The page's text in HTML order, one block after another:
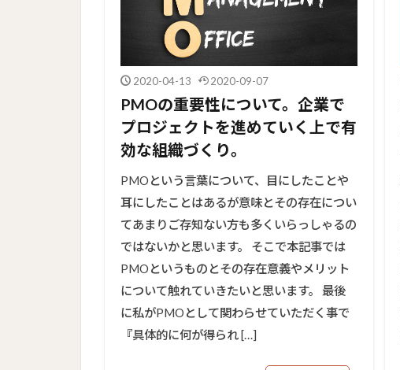
2020-04-13 2020-09-07
PMOの重要性について。企業で
プロジェクトを進めていく上で有
効な組織づくり。
PMOという言葉について、目にしたことや
耳にしたことはあるが意味とその存在につい
てあまりご存知ない方も多くいらっしゃるの
ではないかと思います。 そこで本記事では
PMOというものとその存在意義やメリット
について触れていきたいと思います。 最後
に私がPMOとして関わらせていただく事で
『具体的に何が得られ […]